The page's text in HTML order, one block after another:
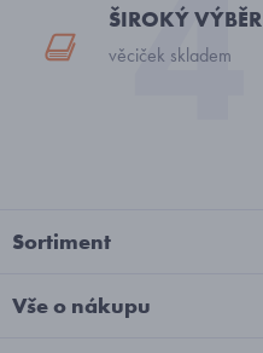
ŠIROKÝ VÝBĚR
věciček skladem
Sortiment
Vše o nákupu